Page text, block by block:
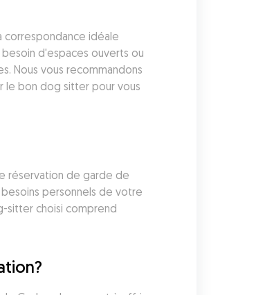
correspondance idéale
d'espaces ouverts ou
Nous vous recommandons
le bon dog sitter pour vous
réservation de garde de
personnels de votre
sitter choisi comprend